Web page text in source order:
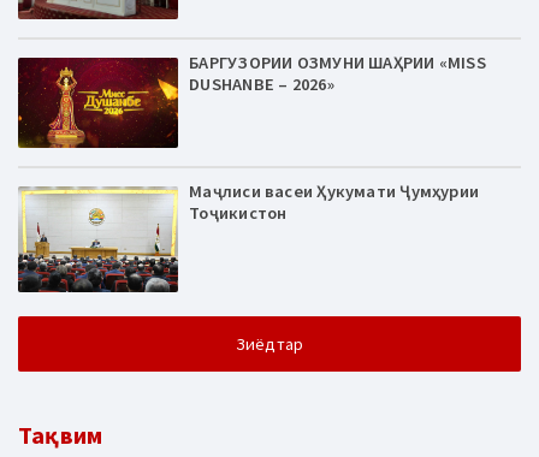
БАРГУЗОРИИ ОЗМУНИ ШАҲРИИ «MISS
DUSHANBE – 2026»
Маҷлиси васеи Ҳукумати Ҷумҳурии
Тоҷикистон
Зиёдтар
Тақвим